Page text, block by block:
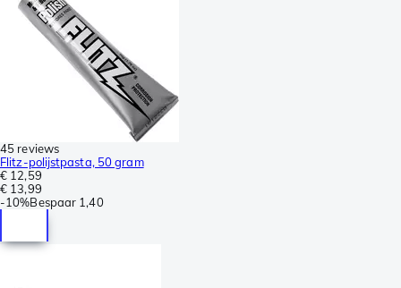
45 reviews
Flitz-polijstpasta, 50 gram
€ 12,59
€ 13,99
-10%Bespaar 1,40